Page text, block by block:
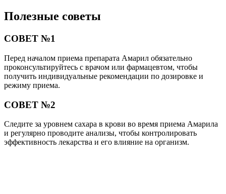
Полезные советы
СОВЕТ №1
Перед началом приема препарата Амарил обязательно
проконсультируйтесь с врачом или фармацевтом, чтобы
получить индивидуальные рекомендации по дозировке и
режиму приема.
СОВЕТ №2
Следите за уровнем сахара в крови во время приема Амарила
и регулярно проводите анализы, чтобы контролировать
эффективность лекарства и его влияние на организм.